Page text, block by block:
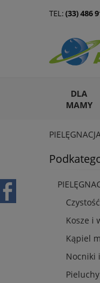
DLA
MAMY
TEL:(33) 486
Kosze i
Kąpiel
Nocniki
Pieluchy